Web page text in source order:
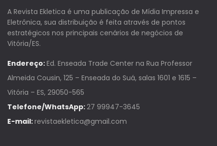
A Revista Ekletica é uma publicação de Mídia Impressa e
Eletrônica, sua distribuição é feita através de pontos
estratégicos nos principais cenários de negócios de
Vitória/ES.
Endereço:Ed. Enseada Trade Center na Rua Professor
Almeida Cousin, 125 – Enseada do Suá, salas 1601 e 1615 –
Vitória – ES, 29050-565
Telefone/WhatsApp:27 99947-3645
E-mail:revistaekletica@gmail.com